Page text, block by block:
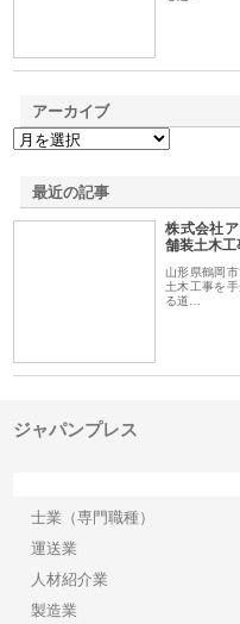
アーカイブ
最近の記事
株式会社
舗装土木工
山形県鶴岡
土木工事を
る道…
ジャパンプレス
士業（専門職種）
運送業
人材紹介業
製造業